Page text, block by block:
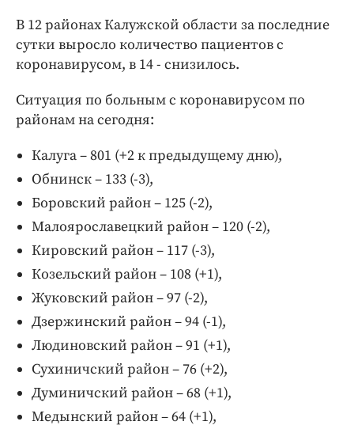
В 12 районах Калужской области за последние
сутки выросло количество пациентов с
коронавирусом, в 14 - снизилось.
Ситуация по больным с коронавирусом по
районам на сегодня:
Калуга – 801 (+2 к предыдущему дню),
Обнинск – 133 (-3),
Боровский район – 125 (-2),
Малоярославецкий район – 120 (-2),
Кировский район – 117 (-3),
Козельский район – 108 (+1),
Жуковский район – 97 (-2),
Дзержинский район – 94 (-1),
Людиновский район – 91 (+1),
Сухиничский район – 76 (+2),
Думиничский район – 68 (+1),
Медынский район – 64 (+1),